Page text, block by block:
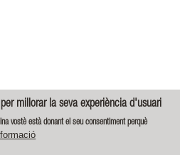
millorar la seva experiència d'usuari
vostè està donant el seu consentiment perquè